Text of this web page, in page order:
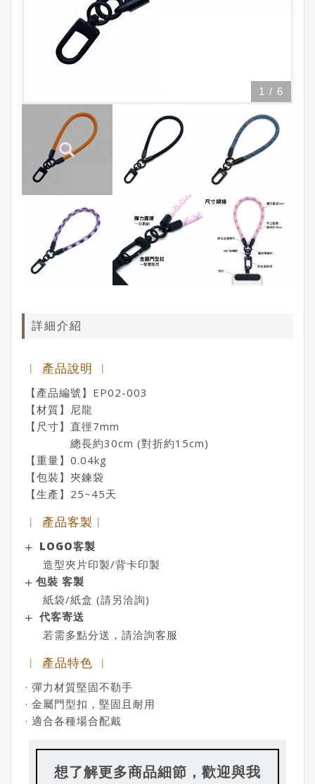
1 / 6
詳細介紹
︱ 產品說明 ︱
【產品編號】EP02-003
【材質】尼龍
【尺寸】直徑7mm
總長約30cm (對折約15cm)
【重量】0.04kg
【包裝】夾鍊袋
【生產】25~45天
︱ 產品客製︱
LOGO客製
造型夾片印製/背卡印製
包裝 客製
紙袋/紙盒 (請另洽詢)
代客寄送
若需多點分送，請洽詢客服
︱ 產品特色 ︱
· 彈力材質堅固不勒手
· 金屬門型扣，堅固且耐用
· 適合各種場合配戴
想了解更多商品細節，歡迎與我